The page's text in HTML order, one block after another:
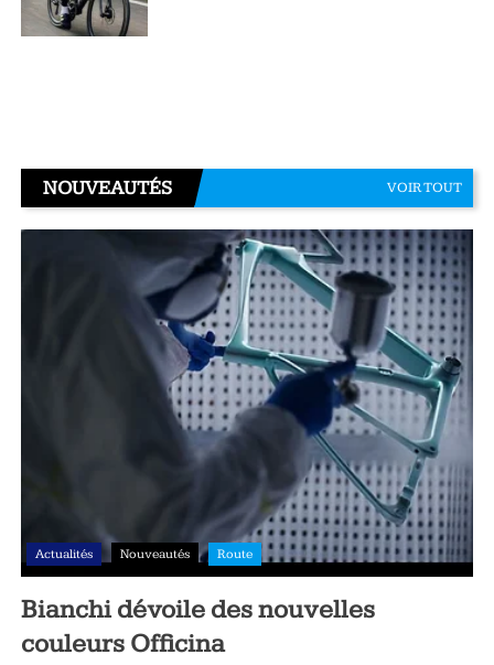
NOUVEAUTÉS VOIR TOUT
Actualités Nouveautés Route
Bianchi dévoile des nouvelles
couleurs Officina